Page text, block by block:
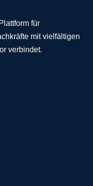
für
mit vielfältigen
verbindet.